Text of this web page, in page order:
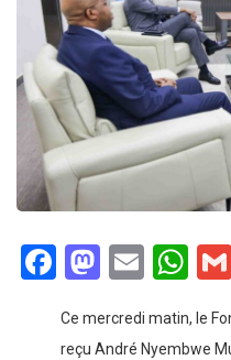
Facebook
Email
Ce mercredi matin, le
reçu André Nyembwe